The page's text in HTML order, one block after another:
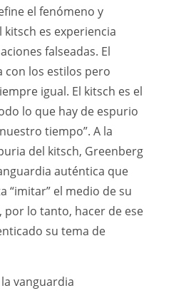
el fenómeno y
kitsch es experiencia
falseadas. El
con los estilos pero
igual. El kitsch es el
lo que hay de espurio
tiempo”. A la
del kitsch, Greenberg
auténtica que
“imitar” el medio de su
por lo tanto, hacer de ese
su tema de
vanguardia